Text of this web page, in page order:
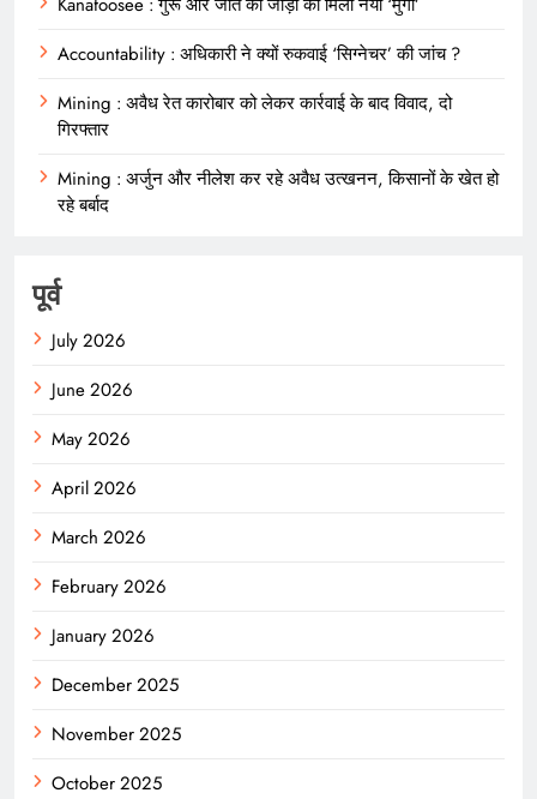
Kanafoosee : गुर्रू और जीते की जोड़ी को मिला नया ‘मुर्गा’
Accountability : अधिकारी ने क्यों रुकवाई ‘सिग्नेचर’ की जांच ?
Mining : अवैध रेत कारोबार को लेकर कार्रवाई के बाद विवाद, दो
गिरफ्तार
Mining : अर्जुन और नीलेश कर रहे अवैध उत्खनन, किसानों के खेत हो
रहे बर्बाद
पूर्व
July 2026
June 2026
May 2026
April 2026
March 2026
February 2026
January 2026
December 2025
November 2025
October 2025